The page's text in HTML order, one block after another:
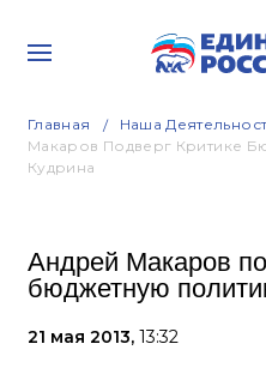
Главная Наша
Макаров Подверг Критике
Кудрина
Андрей Макаров
бюджетную
21 мая 2013, 13:32